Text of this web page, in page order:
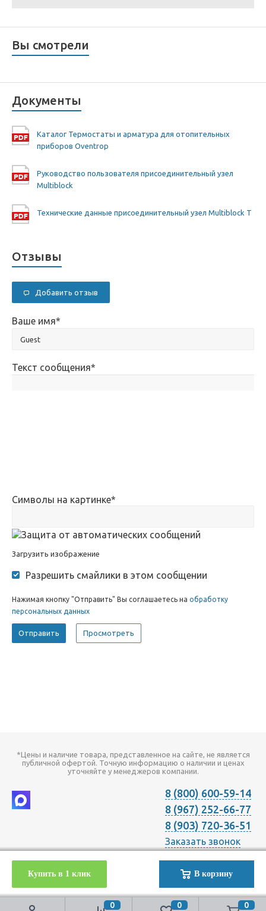
В корзину
Купить в 1 клик
Вы смотрели
Документы
Каталог Термостаты и арматура для отопительных
приборов Oventrop
Руководство пользователя присоединительный узел
Multiblock
Технические данные присоединительный узел Multiblock T
Отзывы
Добавить отзыв
Ваше имя*
Текст сообщения*
Символы на картинке*
Загрузить изображение
Разрешить смайлики в этом сообщении
Нажимая кнопку "Отправить" Вы соглашаетесь на обработку
персональных данных
*Цены и наличие товара, представленное на сайте, не является
публичной офертой. Точную информацию о наличии и ценах
уточняйте у менеджеров компании.
8 (800) 600-59-14
8 (967) 252-66-77
8 (903) 720-36-51
Заказать звонок
2026 © Компания "Онлайн Климат" продажа оборудования для
Отопления Вентиляции Кондиционирования в Москве с
0 0 0